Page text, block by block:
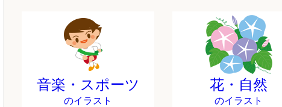
音楽・スポーツ
のイラスト
花・自然
のイラスト